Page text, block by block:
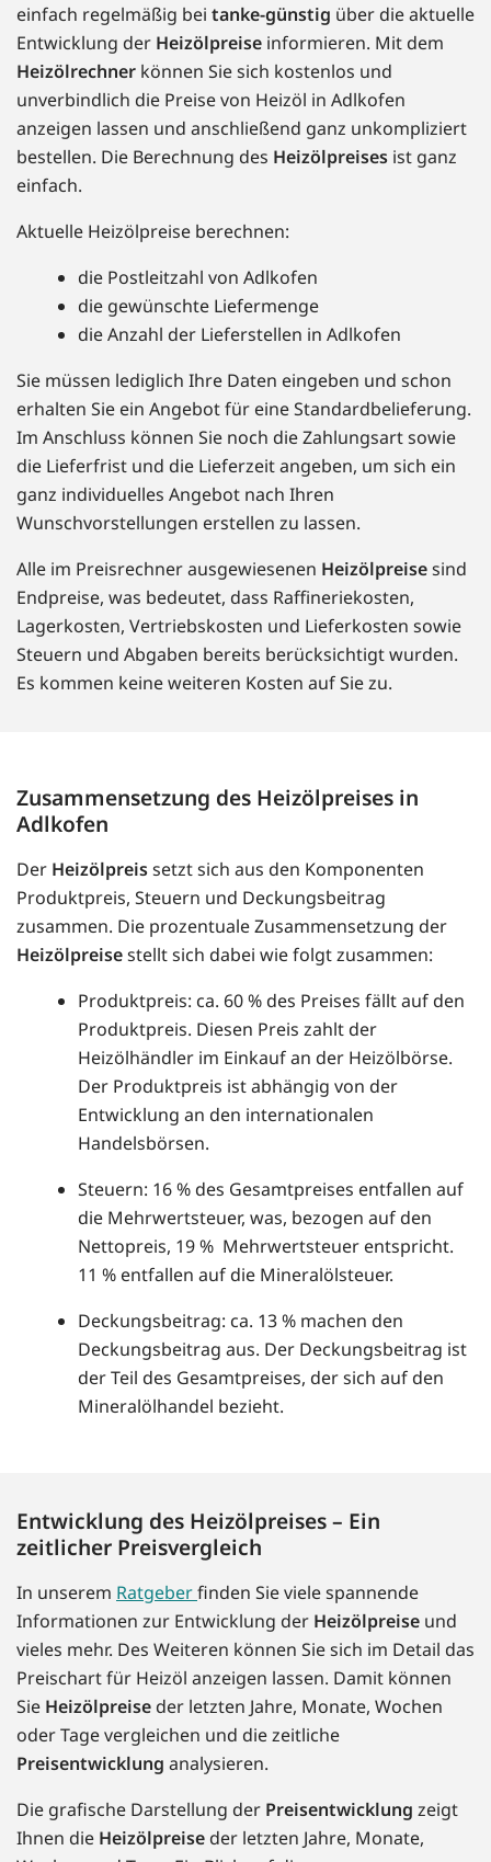
einfach regelmäßig bei tanke-günstig über die aktuelle
Entwicklung der Heizölpreise informieren. Mit dem
Heizölrechner können Sie sich kostenlos und
unverbindlich die Preise von Heizöl in Adlkofen
anzeigen lassen und anschließend ganz unkompliziert
bestellen. Die Berechnung des Heizölpreises ist ganz
einfach.
Aktuelle Heizölpreise berechnen:
die Postleitzahl von Adlkofen
die gewünschte Liefermenge
die Anzahl der Lieferstellen in Adlkofen
Sie müssen lediglich Ihre Daten eingeben und schon
erhalten Sie ein Angebot für eine Standardbelieferung.
Im Anschluss können Sie noch die Zahlungsart sowie
die Lieferfrist und die Lieferzeit angeben, um sich ein
ganz individuelles Angebot nach Ihren
Wunschvorstellungen erstellen zu lassen.
Alle im Preisrechner ausgewiesenen Heizölpreisesind
Endpreise, was bedeutet, dass Raffineriekosten,
Lagerkosten, Vertriebskosten und Lieferkosten sowie
Steuern und Abgaben bereits berücksichtigt wurden.
Es kommen keine weiteren Kosten auf Sie zu.
Zusammensetzung des Heizölpreises in
Adlkofen
Der Heizölpreissetzt sich aus den Komponenten
Produktpreis, Steuern und Deckungsbeitrag
zusammen. Die prozentuale Zusammensetzung der
Heizölpreisestellt sich dabei wie folgt zusammen:
Produktpreis: ca. 60 % des Preises fällt auf den
Produktpreis. Diesen Preis zahlt der
Heizölhändler im Einkauf an der Heizölbörse.
Der Produktpreis ist abhängig von der
Entwicklung an den internationalen
Handelsbörsen.
Steuern: 16 % des Gesamtpreises entfallen auf
die Mehrwertsteuer, was, bezogen auf den
Nettopreis, 19 % Mehrwertsteuer entspricht.
11 % entfallen auf die Mineralölsteuer.
Deckungsbeitrag: ca. 13 % machen den
Deckungsbeitrag aus. Der Deckungsbeitrag ist
der Teil des Gesamtpreises, der sich auf den
Mineralölhandel bezieht.
Entwicklung des Heizölpreises – Ein
zeitlicher Preisvergleich
In unserem Ratgeberfinden Sie viele spannende
Informationen zur Entwicklung der Heizölpreise und
vieles mehr. Des Weiteren können Sie sich im Detail das
Preischart für Heizöl anzeigen lassen. Damit können
Sie Heizölpreise der letzten Jahre, Monate, Wochen
oder Tage vergleichen und die zeitliche
Preisentwicklung analysieren.
Die grafische Darstellung der Preisentwicklung zeigt
Ihnen die Heizölpreise der letzten Jahre, Monate,